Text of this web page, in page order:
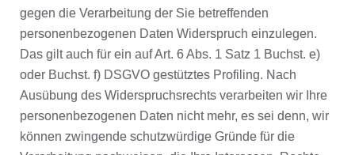
gegen die Verarbeitung der Sie betreffenden
personenbezogenen Daten Widerspruch einzulegen.
Das gilt auch für ein auf Art. 6 Abs. 1 Satz 1 Buchst. e)
oder Buchst. f) DSGVO gestütztes Profiling. Nach
Ausübung des Widerspruchsrechts verarbeiten wir Ihre
personenbezogenen Daten nicht mehr, es sei denn, wir
können zwingende schutzwürdige Gründe für die